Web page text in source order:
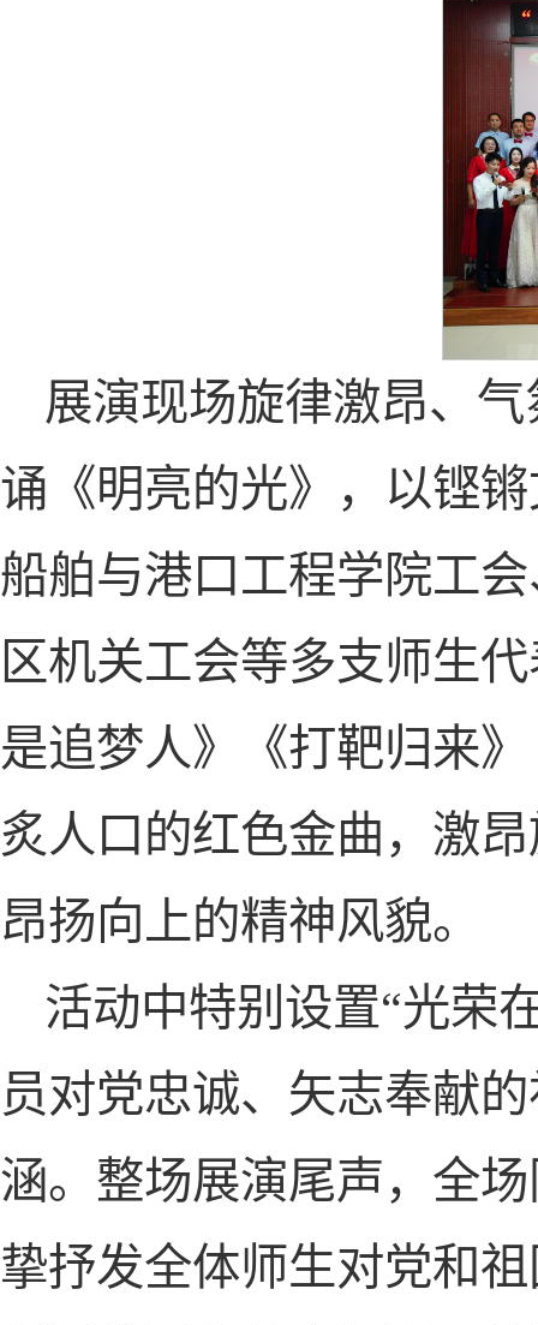
展演现场旋律激昂、
诵《明亮的光》，以铿
船舶与港口工程学院工会
区机关工会等多支师生
是追梦人》《打靶归来
炙人口的红色金曲，激
昂扬向上的精神风貌。
活动中特别设置“光荣
员对党忠诚、矢志奉献
涵。整场展演尾声，全
挚抒发全体师生对党和